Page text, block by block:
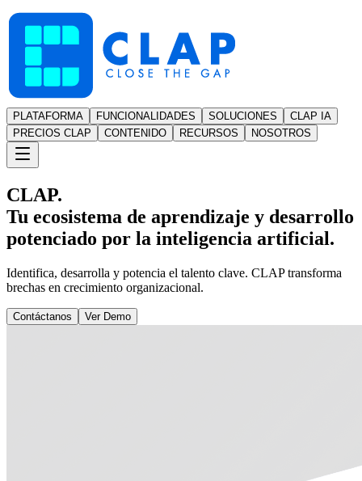
PLATAFORMA FUNCIONALIDADES SOLUCIONES
CLAP IA
PRECIOS CLAP
CONTENIDO RECURSOS NOSOTROS
CLAP.
Tu ecosistema de aprendizaje y desarrollo
potenciado por la inteligencia artificial.
Identifica, desarrolla y potencia el talento clave. CLAP transforma
brechas en crecimiento organizacional.
Contáctanos Ver Demo